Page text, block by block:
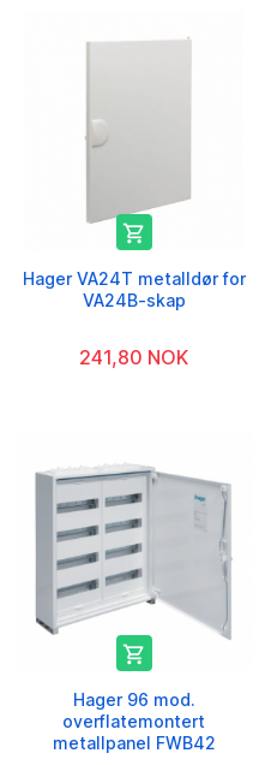

Hager VA24T metalldør for
VA24B-skap
241,80 NOK

Hager 96 mod.
overflatemontert
metallpanel FWB42